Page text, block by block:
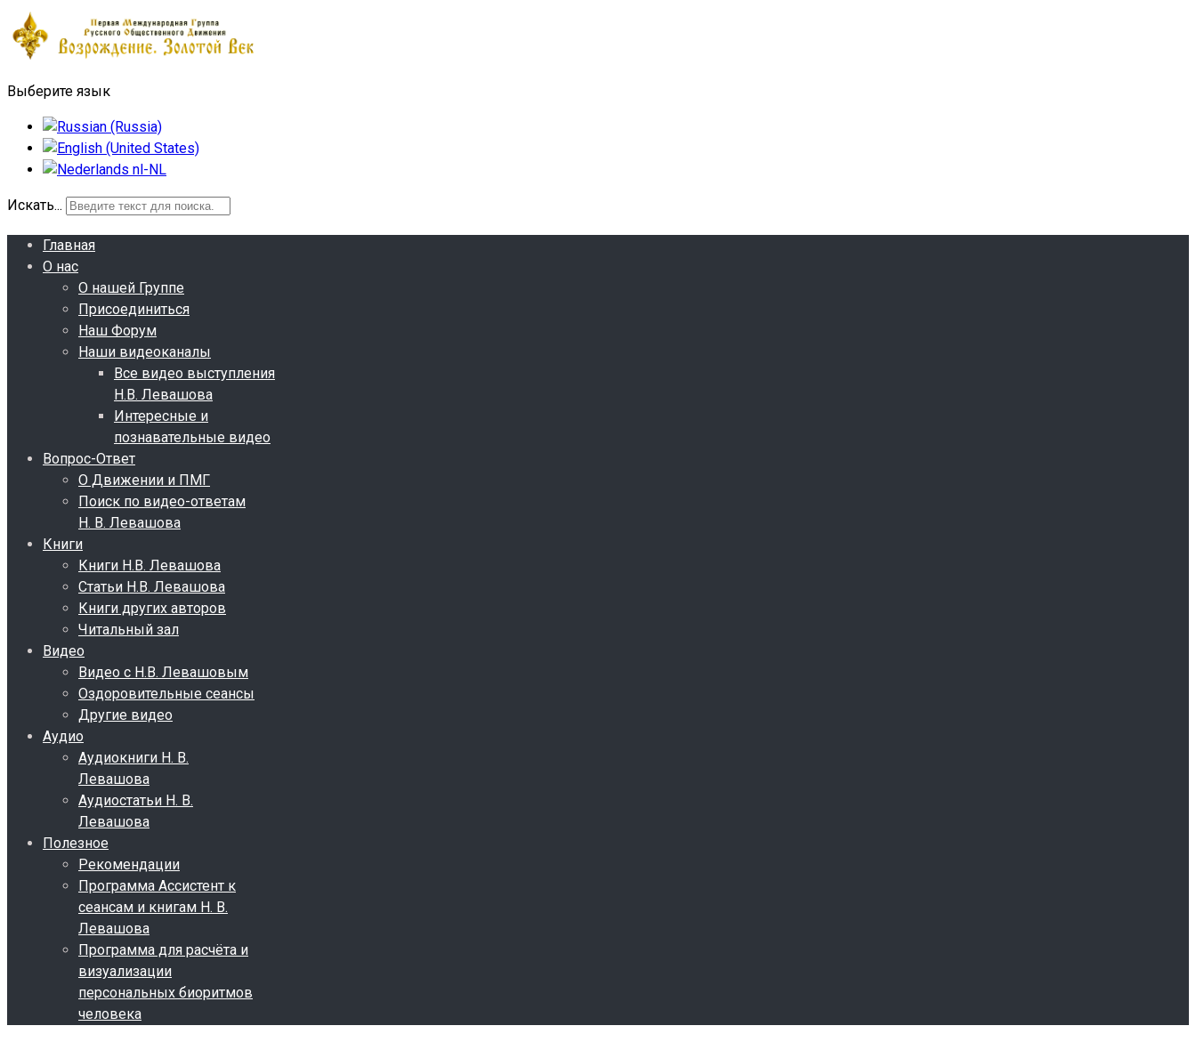
Выберите язык
Искать...
Главная
О нас
О нашей Группе
Присоединиться
Наш Форум
Наши видеоканалы
Все видео выступления
Н.В. Левашова
Интересные и
познавательные видео
Вопрос-Ответ
О Движении и ПМГ
Поиск по видео-ответам
Н. В. Левашова
Книги
Книги Н.В. Левашова
Статьи Н.В. Левашова
Книги других авторов
Читальный зал
Видео
Видео с Н.В. Левашовым
Оздоровительные сеансы
Другие видео
Аудио
Аудиокниги Н. В.
Левашова
Аудиостатьи Н. В.
Левашова
Полезное
Рекомендации
Программа Ассистент к
сеансам и книгам Н. В.
Левашова
Программа для расчёта и
визуализации
персональных биоритмов
человека